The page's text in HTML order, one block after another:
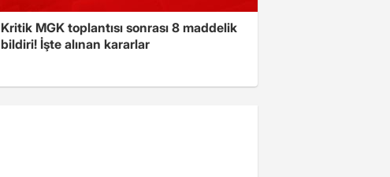
Kritik MGK toplantısı sonrası 8 maddelik
bildiri! İşte alınan kararlar